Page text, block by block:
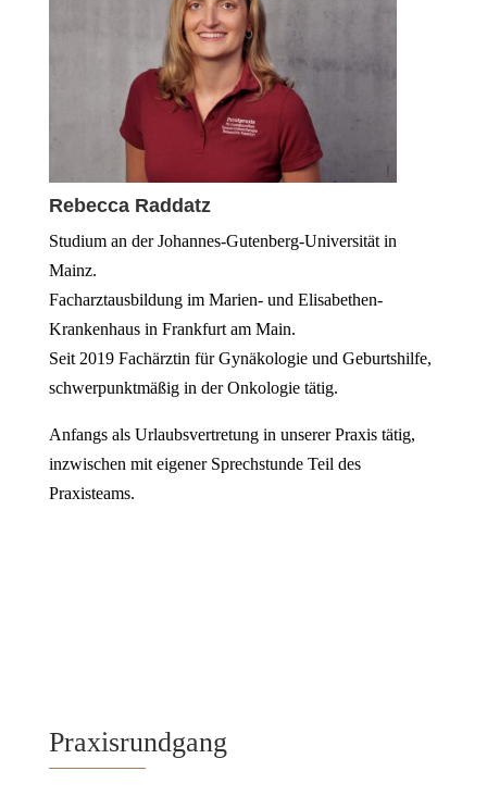
Rebecca Raddatz
Studium an der Johannes-Gutenberg-Universität in
Mainz.
Facharztausbildung im Marien- und Elisabethen-
Krankenhaus in Frankfurt am Main.
Seit 2019 Fachärztin für Gynäkologie und Geburtshilfe,
schwerpunktmäßig in der Onkologie tätig.
Anfangs als Urlaubsvertretung in unserer Praxis tätig,
inzwischen mit eigener Sprechstunde Teil des
Praxisteams.
Praxisrundgang